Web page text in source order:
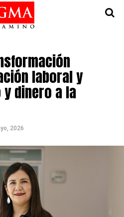
laboral y
dinero a la
2026